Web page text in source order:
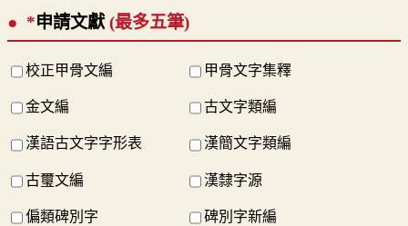
*申請文獻 (最多五筆)
校正甲骨文編 甲骨文字集釋
金文編 古文字類編
漢語古文字字形表 漢簡文字類編
古璽文編 漢隸字源
偏類碑別字 碑別字新編